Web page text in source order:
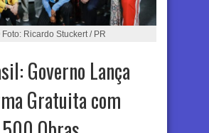
Ricardo Stuckert / PR
Governo Lança
Gratuita com